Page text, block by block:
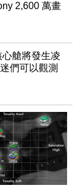
2,600 萬畫
艙將發生凌
們可以觀測